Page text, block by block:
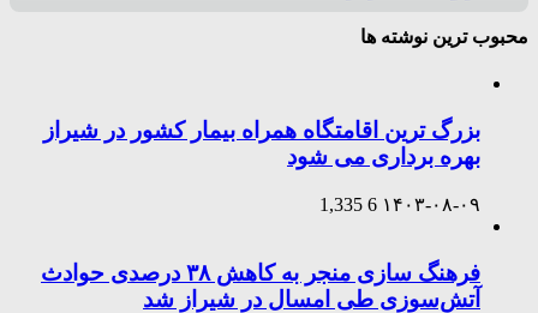
محبوب ترین نوشته ها
بزرگ ترین اقامتگاه همراه بیمار کشور در شیراز
بهره برداری می شود
۱۴۰۳-۰۸-۰۹ 6
1,335
فرهنگ سازی منجر به کاهش ۳۸ درصدی حوادث
آتش‌سوزی طی امسال در شیراز شد